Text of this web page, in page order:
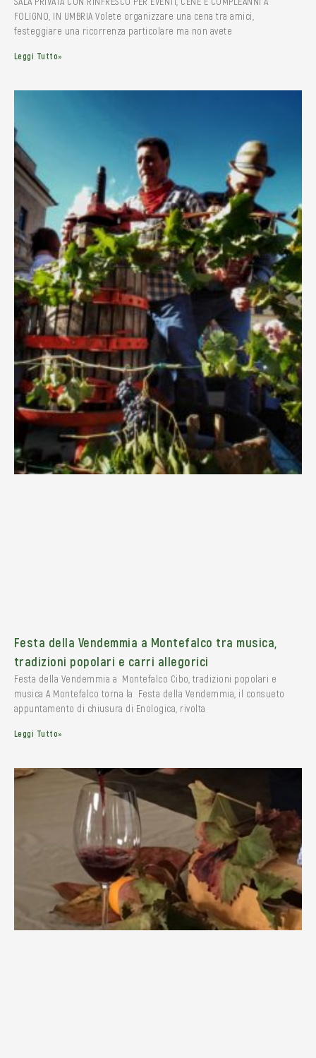
FOLIGNO, IN UMBRIA Volete organizzare una cena tra amici,
festeggiare una ricorrenza particolare ma non avete
Leggi Tutto»
Festa della Vendemmia a Montefalco tra musica,
tradizioni popolari e carri allegorici
Festa della Vendemmia a Montefalco Cibo, tradizioni popolari e
musica A Montefalco torna la Festa della Vendemmia, il consueto
appuntamento di chiusura di Enologica, rivolta
Leggi Tutto»